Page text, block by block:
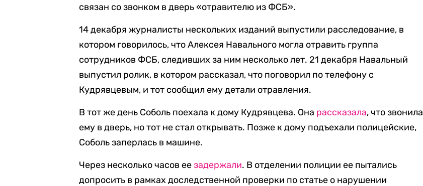
связан со звонком в дверь «отравителю из ФСБ».
14 декабря журналисты нескольких изданий выпустили расследование, в
котором говорилось, что Алексея Навального могла отравить группа
сотрудников ФСБ, следивших за ним несколько лет. 21 декабря Навальный
выпустил ролик, в котором рассказал, что поговорил по телефону с
Кудрявцевым, и тот сообщил ему детали отравления.
В тот же день Соболь поехала к дому Кудрявцева. Она рассказала, что звонила
ему в дверь, но тот не стал открывать. Позже к дому подъехали полицейские,
Соболь заперлась в машине.
Через несколько часов еезадержали. В отделении полиции ее пытались
допросить в рамках доследственной проверки по статье о нарушении